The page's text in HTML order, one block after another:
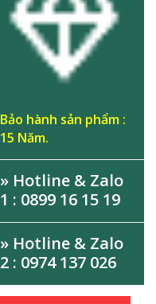
Bảo hành sản phẩm :
15 Năm.
» Hotline & Zalo
1 : 0899 16 15 19
» Hotline & Zalo
2 : 0974 137 026